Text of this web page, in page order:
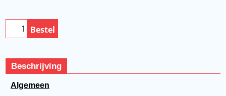
Bestel
Beschrijving
Algemeen